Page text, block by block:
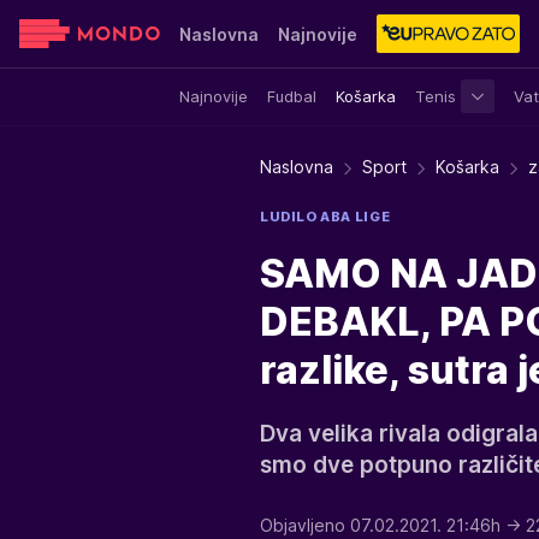
Naslovna Najnovije
Najnovije Fudbal Košarka Tenis
Sensa Stvar ukusa Yumama
Naslovna Sport Košarka
LUDILO ABA LIGE
SAMO NA
DEBAKL, PA
razlike, sutra
Dva velika rivala
smo dve potpuno
Objavljeno 07.02.2021. 21:46h →